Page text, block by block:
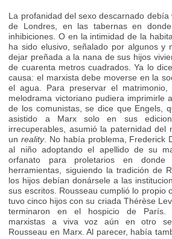
La profanidad del sexo descarnado debía
de Londres, en las tabernas en
inhibiciones. O en la intimidad de la
ha sido elusivo, señalado por algunos y
dejar preñada a la nana de sus hijos
de cuarenta metros cuadrados. Ya lo
causa: el marxista debe moverse en la
el agua. Para preservar el
melodrama victoriano pudiera imprimirle
de los comunistas, se dice que Engels,
asistido a Marx solo en sus
irrecuperables, asumió la paternidad del
unreality. No había problema, Frederick
al niño adoptando el apellido de su
orfanato para proletarios en
herramientas, siguiendo la tradición de
los hijos debían donársele a las
sus escritos. Rousseau cumplió lo propio
tuvo cinco hijos con su criada Thérèse
terminaron en el hospicio de París.
marxistas a viva voz aún en otro
Rousseau en Marx. Al parecer, había